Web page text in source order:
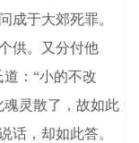
成于大郊死罪。
供。又分付他
：“小的不改
魂灵散了，故如此
话，却如此答。